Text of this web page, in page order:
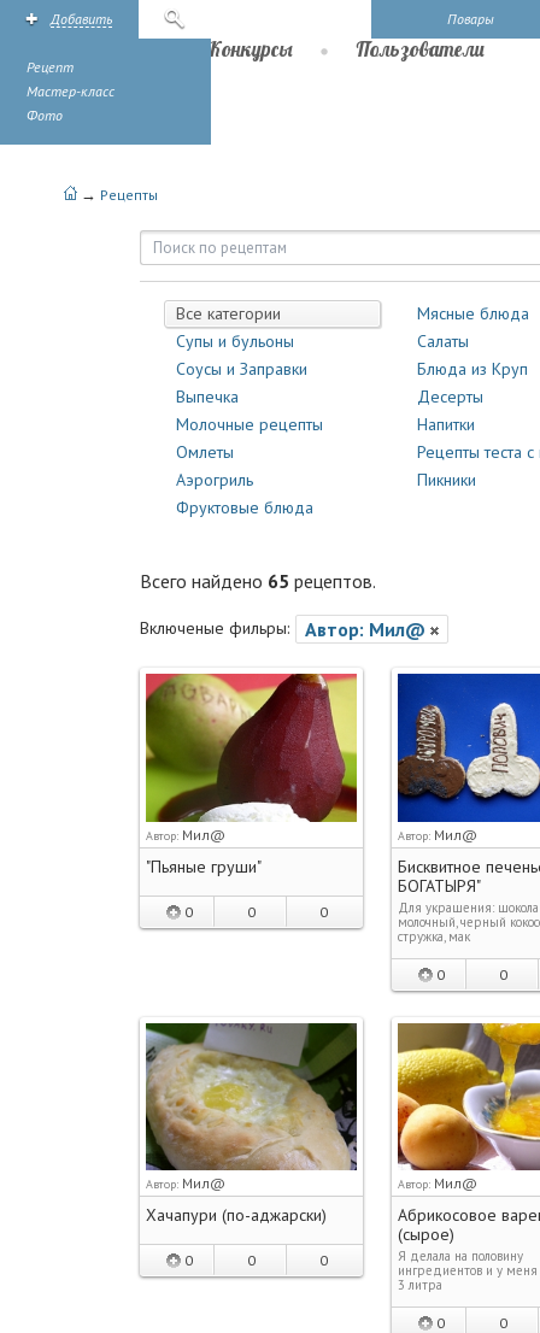
Повары
Добавить
Рецепт
Мастер-класс
Фото
Конкурсы Пользователи
→ Рецепты
Рецепты | Повары.ру
Все категории
Мясные блюда
Супы и бульоны
Салаты
Соусы и Заправки
Блюда из Круп
Выпечка
Десерты
Молочные рецепты
Напитки
Омлеты
Рецепты теста с
Аэрогриль
Пикники
Фруктовые блюда
Всего найдено 65 рецептов.
Включеные фильры: Автор: Мил@
Автор: Мил@
"Пьяные груши"
0 0 0
Автор: Мил@
Бисквитное
БОГАТЫРЯ"
Для украшения:
молочный, черный
стружка, мак
0 0
Автор: Мил@
Хачапури (по-аджарски)
0 0 0
Автор: Мил@
Абрикосовое
(сырое)
Я делала на половину
ингредиентов и у
3 литра
0 0